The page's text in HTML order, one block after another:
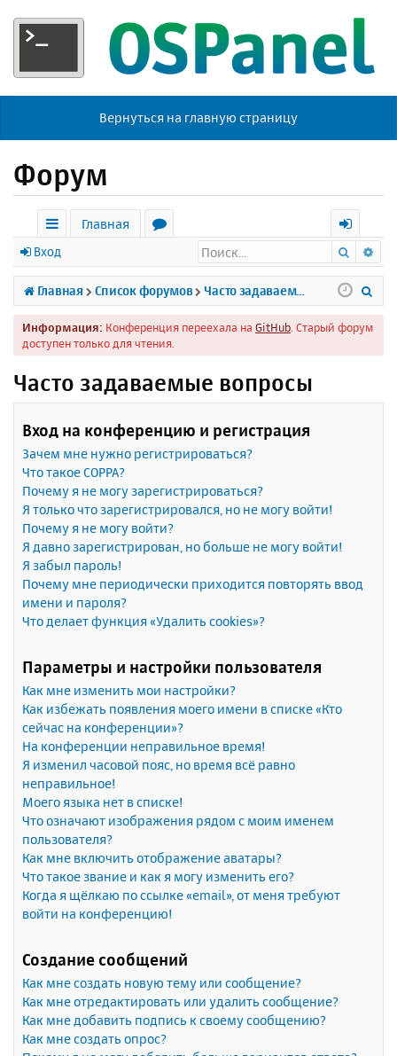
Вернуться на главную страницу
Форум
с
ы
л
к
Главная
р
у
м
х
о
д
Вход Поиск
Главная Список форумов Часто задаваемые вопросы
Информация: Конференция переехала на GitHub . Старый форум
доступен только для чтения.
Часто задаваемые вопросы
Вход на конференцию и регистрация
Зачем мне нужно регистрироваться?
Что такое COPPA?
Почему я не могу зарегистрироваться?
Я только что зарегистрировался, но не могу войти!
Почему я не могу войти?
Я давно зарегистрирован, но больше не могу войти!
Я забыл пароль!
Почему мне периодически приходится повторять ввод
имени и пароля?
Что делает функция «Удалить cookies»?
Параметры и настройки пользователя
Как мне изменить мои настройки?
Как избежать появления моего имени в списке «Кто
сейчас на конференции»?
На конференции неправильное время!
Я изменил часовой пояс, но время всё равно
неправильное!
Моего языка нет в списке!
Что означают изображения рядом с моим именем
пользователя?
Как мне включить отображение аватары?
Что такое звание и как я могу изменить его?
Когда я щёлкаю по ссылке «email», от меня требуют
войти на конференцию!
Создание сообщений
Как мне создать новую тему или сообщение?
Как мне отредактировать или удалить сообщение?
Как мне добавить подпись к своему сообщению?
Как мне создать опрос?